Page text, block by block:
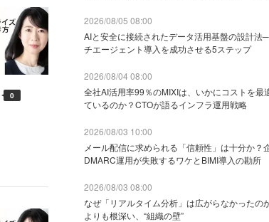
0
2026/08/05 08:00
AIと安全に接続されたデータ活用基盤の設計法
チエージェント導入を成功させる5ステップ
2026/08/04 08:00
全社AI活用率99％のMIXIは、いかにコストを最
ているのか？CTOが語るインフラ運用戦略
2026/08/03 10:00
メール配信に求められる「信頼性」は十分か？
DMARC運用が失敗するワケとBIMI導入の勘所
2026/08/03 08:00
なぜ「リアルタイム分析」は広がらなかった
よりも根深い、“組織の壁”